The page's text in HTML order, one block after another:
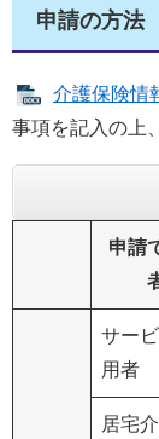
申請の方法
介護保険情
事項を記入の上
申請
サー
用者
居宅